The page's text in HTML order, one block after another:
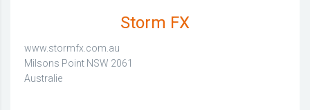
Storm FX
www.stormfx.com.au
Milsons Point NSW 2061
Australie